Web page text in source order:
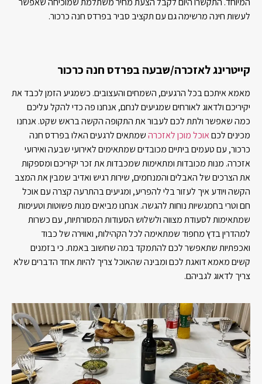
לעשות חינה מרשימה גם עם תקציב סביר בפרדס חנה כרכור.
קייטרינג לאזכרה/שבעה בפרדס חנה כרכור
מאמא איתכם בכל הרגעים, השמחים והעצובים. כשמגיע הזמן לכבד את
יקיריכם ולדאוג לאורחים שמגיעים לנחם, אנחנו פה כדי להקל עליכם
כמה שאפשר ולתת לכם לעבור את התקופה הקשה בראש שקט. אנחנו
מכינים לכםאוכל מוכן לאזכרהשמתאים לרגעים האלו בפרדס חנה
כרכור, עם טעמים ביתיים מכובדים שמתאימים לאירועי שבעה ואירועי
אזכרה. מנות מכובדות ומתאימות שמכבדות את זכר יקיריכם ומספקות
את הצרכים של האבלים והמנחמים, שירות רגיש ואדיב שמבין את המצב
הקשה ויודע איך לעזור בלי להפריע, ומגיעים בהתרעה קצרה עם אוכל
חם וטרי בחמגשיות נוחות להגשה. אנחנו מביאים מנות פשוטות וטעימות
שמתאימות לסעודת מצווה ולשלוש הסעודות המסורתיות, עם כשרות
למהדרין בדץ מחפוד שמתאימה לכל הקהילות, ואווירה של כבוד
ואכפתיות שתאפשר לכם להתמקד במה שחשוב באמת. כי בזמנים
קשים מאמא דואגת לכם ומבינה שהאוכל צריך להיות אחד הדברים שלא
צריך לדאוג לגביהם.